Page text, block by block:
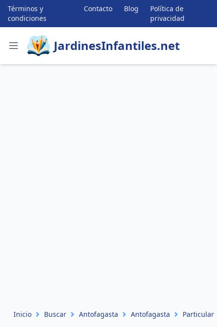
Términos y
condiciones
Contacto Blog
Política de
privacidad
JardinesInfantiles.net
Inicio Buscar Antofagasta Antofagasta Particular